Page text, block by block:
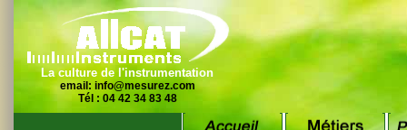
La culture de l'instrumentation
email: info@mesurez.com
Tél : 04 42 34 83 48